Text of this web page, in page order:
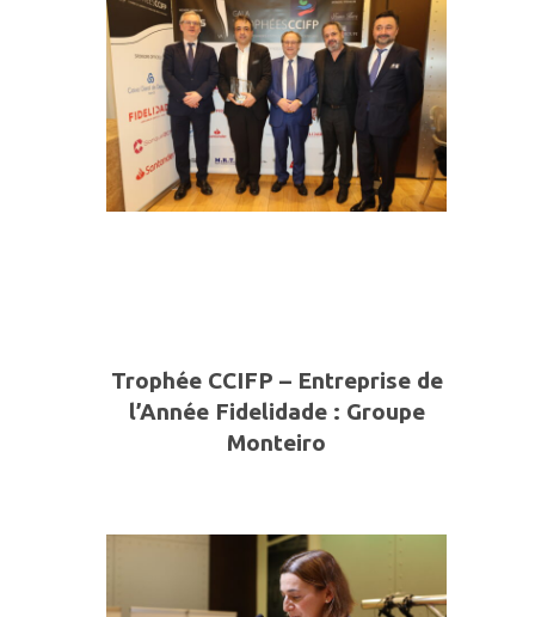
Trophée CCIFP – Entreprise de
l’Année Fidelidade: Groupe
Monteiro